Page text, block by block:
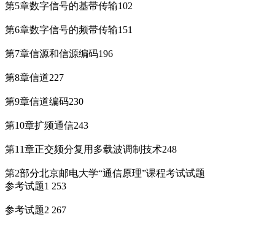
第5章数字信号的基带传输102
第6章数字信号的频带传输151
第7章信源和信源编码196
第8章信道227
第9章信道编码230
第10章扩频通信243
第11章正交频分复用多载波调制技术248
第2部分北京邮电大学“通信原理”课程考试试题
参考试题1 253
参考试题2 267